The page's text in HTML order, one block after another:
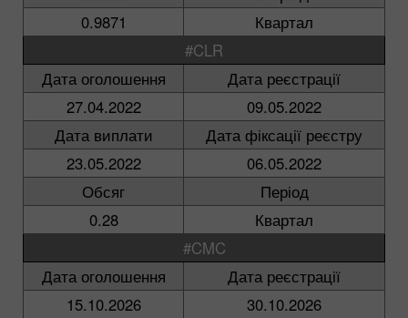
0.9871
Квартал
#CLR
Дата оголошення
Дата реєстрації
27.04.2022
09.05.2022
Дата виплати
Дата фіксації реєстру
23.05.2022
06.05.2022
Обсяг
Період
0.28
Квартал
#CMC
Дата оголошення
Дата реєстрації
15.10.2026
30.10.2026